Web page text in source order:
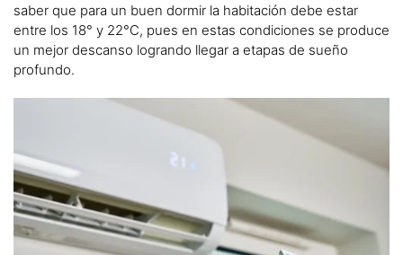
saber que para un buen dormir la habitación debe estar
entre los 18° y 22°C, pues en estas condiciones se produce
un mejor descanso logrando llegar a etapas de sueño
profundo.